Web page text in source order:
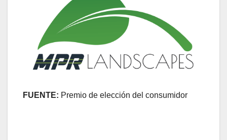
FUENTE: Premio de elección del consumidor